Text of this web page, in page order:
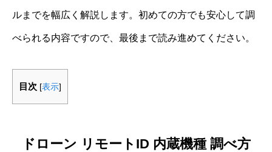
ルまでを幅広く解説します。初めての方でも安心して調
べられる内容ですので、最後まで読み進めてください。
目次 [表示]
ドローン リモートID 内蔵機種 調べ方